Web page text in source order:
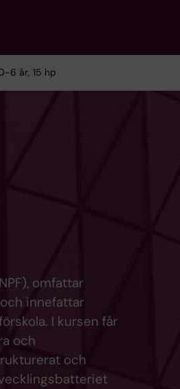
6 år, 15 hp
omfattar
innefattar
I kursen får
och
och